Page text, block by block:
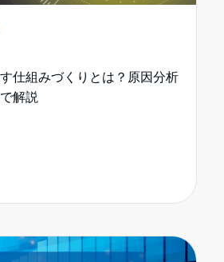
仕組みづくりとは？原因分析
解説